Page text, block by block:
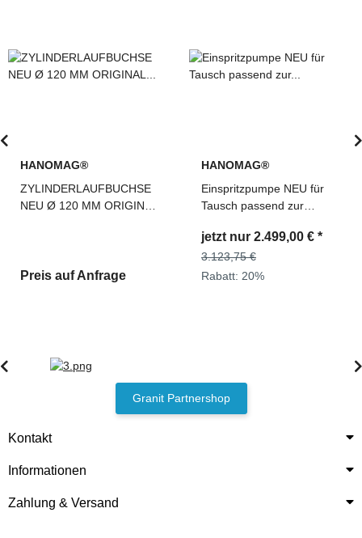
HANOMAG®
Einspritzpumpe NEU für
Tausch passend zur
Rabatt:20%
HANOMAG®
UEBERDRUCK
MOTORÖL
jetzt nur47,60 €
Rabatt:
Granit Partnershop
Kontakt
Informationen
Zahlung & Versand